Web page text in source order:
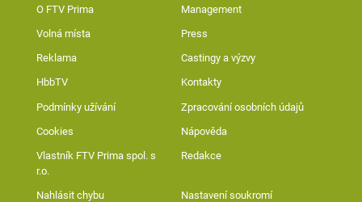
O FTV Prima Management
Volná místa Press
Reklama Castingy a výzvy
HbbTV Kontakty
Podmínky užívání Zpracování osobních údajů
Cookies Nápověda
Vlastník FTV Prima spol. s
r.o.
Redakce
Nahlásit chybu Nastavení soukromí